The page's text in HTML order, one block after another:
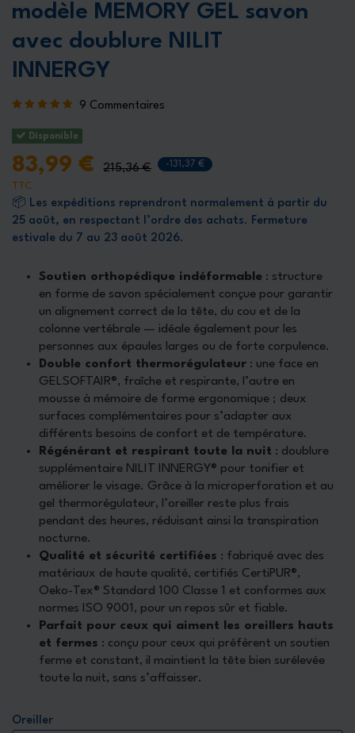
modèle MEMORY GEL savon
avec doublure NILIT
INNERGY
9 Commentaires
Disponible
83,99 € 215,36 € -131,37 €
TTC
📦 Les expéditions reprendront normalement à partir du
25 août, en respectant l’ordre des achats. Fermeture
estivale du 7 au 23 août 2026.
Soutien orthopédique indéformable : structure
en forme de savon spécialement conçue pour garantir
un alignement correct de la tête, du cou et de la
colonne vertébrale — idéale également pour les
personnes aux épaules larges ou de forte corpulence.
Double confort thermorégulateur : une face en
GELSOFTAIR®, fraîche et respirante, l’autre en
mousse à mémoire de forme ergonomique ; deux
surfaces complémentaires pour s’adapter aux
différents besoins de confort et de température.
Régénérant et respirant toute la nuit : doublure
supplémentaire NILIT INNERGY® pour tonifier et
améliorer le visage. Grâce à la microperforation et au
gel thermorégulateur, l’oreiller reste plus frais
pendant des heures, réduisant ainsi la transpiration
nocturne.
Qualité et sécurité certifiées : fabriqué avec des
matériaux de haute qualité, certifiés CertiPUR®,
Oeko-Tex® Standard 100 Classe 1 et conformes aux
normes ISO 9001, pour un repos sûr et fiable.
Parfait pour ceux qui aiment les oreillers hauts
et fermes : conçu pour ceux qui préfèrent un soutien
ferme et constant, il maintient la tête bien surélevée
toute la nuit, sans s’affaisser.
Oreiller